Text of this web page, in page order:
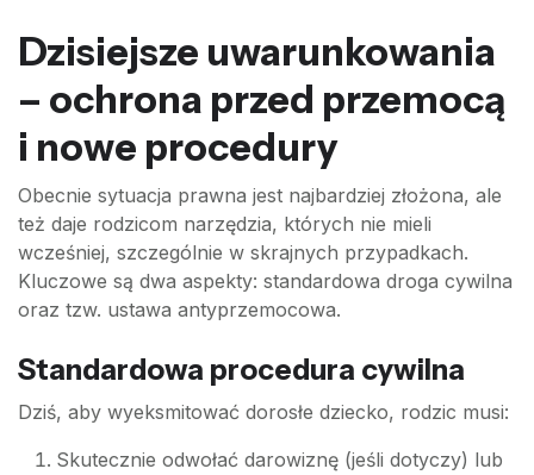
Dzisiejsze uwarunkowania
– ochrona przed przemocą
i nowe procedury
Obecnie sytuacja prawna jest najbardziej złożona, ale
też daje rodzicom narzędzia, których nie mieli
wcześniej, szczególnie w skrajnych przypadkach.
Kluczowe są dwa aspekty: standardowa droga cywilna
oraz tzw. ustawa antyprzemocowa.
Standardowa procedura cywilna
Dziś, aby wyeksmitować dorosłe dziecko, rodzic musi:
Skutecznie odwołać darowiznę (jeśli dotyczy) lub